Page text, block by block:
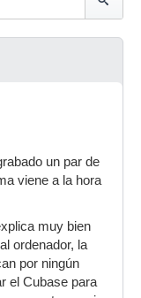
un par de
viene a la hora
muy bien
ordenador, la
por ningún
el Cubase para